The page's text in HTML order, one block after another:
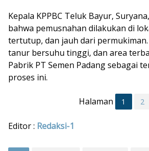
Kepala KPPBC Teluk Bayur,
bahwa pemusnahan dilakukan di
tertutup, dan jauh dari permukiman.
tanur bersuhu tinggi, dan area
Pabrik PT Semen Padang sebagai
proses ini.
Halaman 1 2
Editor : Redaksi-1